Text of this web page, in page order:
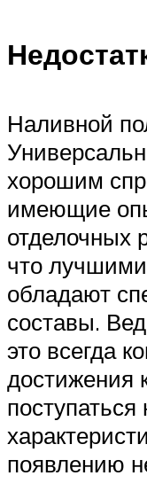
Наливной
хорошим
имеющие
отделочных
что
обладают
составы.
это всегда
достижения
появлению